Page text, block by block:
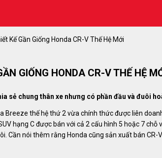
Kế Gần Giống Honda CR-V Thế Hệ Mới
GIỐNG HONDA CR-V THẾ HỆ
sẻ chung thân xe nhưng có phần đầu và đuôi
Breeze thế hệ thứ 2 vừa chính thức được liên
hạng C được bán với cả 2 cấu hình 5 hoặc 7 chỗ
Cần nói thêm rằng Honda cũng sản xuất bán